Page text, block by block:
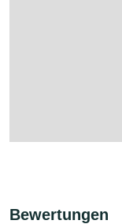
Bewertungen